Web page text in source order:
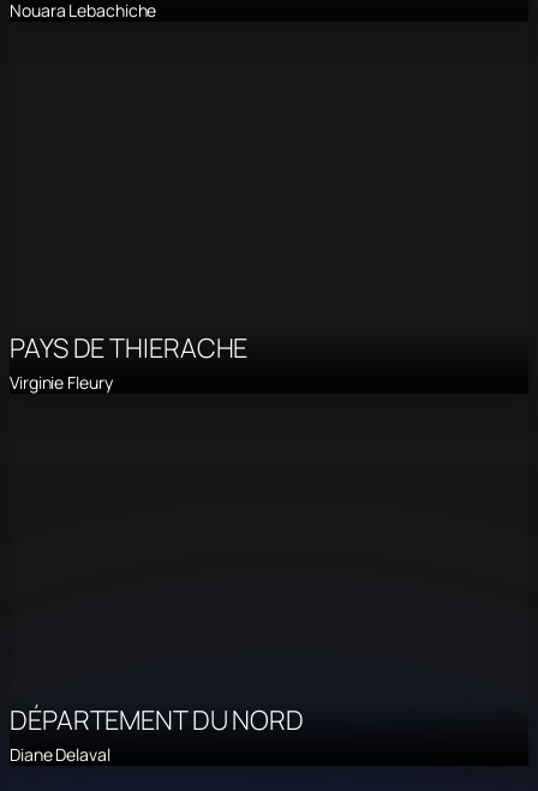
Nouara Lebachiche
PAYS DE THIERACHE
Virginie Fleury
DÉPARTEMENT DU NORD
Diane Delaval